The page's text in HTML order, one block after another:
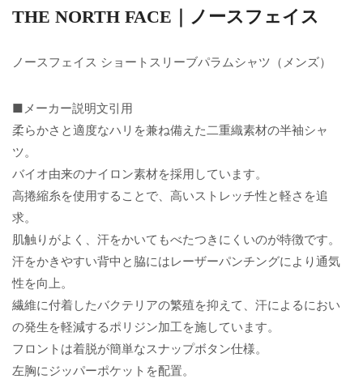
THE NORTH FACE｜ノースフェイス
ノースフェイス ショートスリーブパラムシャツ（メンズ）
■メーカー説明文引用
柔らかさと適度なハリを兼ね備えた二重織素材の半袖シャ
ツ。
バイオ由来のナイロン素材を採用しています。
高捲縮糸を使用することで、高いストレッチ性と軽さを追
求。
肌触りがよく、汗をかいてもべたつきにくいのが特徴です。
汗をかきやすい背中と脇にはレーザーパンチングにより通気
性を向上。
繊維に付着したバクテリアの繁殖を抑えて、汗によるにおい
の発生を軽減するポリジン加工を施しています。
フロントは着脱が簡単なスナップボタン仕様。
左胸にジッパーポケットを配置。